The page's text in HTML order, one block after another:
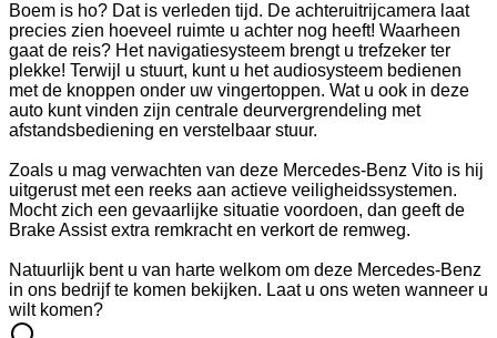
Boem is ho? Dat is verleden tijd. De achteruitrijcamera laat
precies zien hoeveel ruimte u achter nog heeft! Waarheen
gaat de reis? Het navigatiesysteem brengt u trefzeker ter
plekke! Terwijl u stuurt, kunt u het audiosysteem bedienen
met de knoppen onder uw vingertoppen. Wat u ook in deze
auto kunt vinden zijn centrale deurvergrendeling met
afstandsbediening en verstelbaar stuur.
Zoals u mag verwachten van deze Mercedes-Benz Vito is hij
uitgerust met een reeks aan actieve veiligheidssystemen.
Mocht zich een gevaarlijke situatie voordoen, dan geeft de
Brake Assist extra remkracht en verkort de remweg.
Natuurlijk bent u van harte welkom om deze Mercedes-Benz
in ons bedrijf te komen bekijken. Laat u ons weten wanneer u
wilt komen?